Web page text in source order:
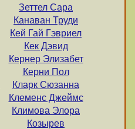
Зеттел Сара
Канаван Труди
Кей Гай Гэвриел
Кек Дэвид
Кернер Элизабет
Керни Пол
Кларк Сюзанна
Клеменс Джеймс
Климова Элора
Козырев